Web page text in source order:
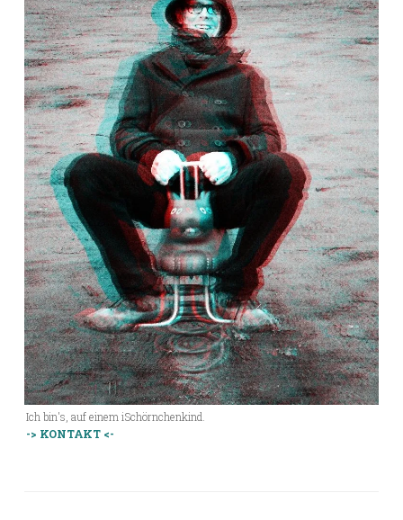
Ich bin's, auf einem iSchörnchenkind.
-> KONTAKT <-